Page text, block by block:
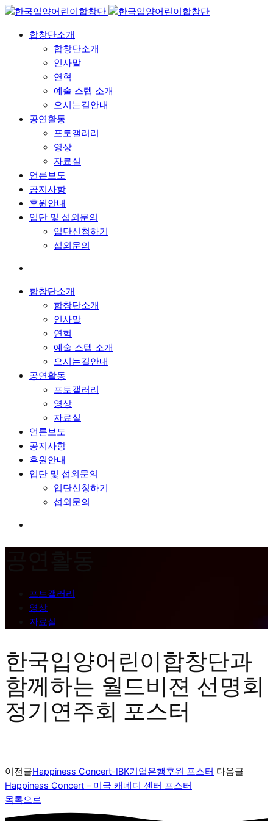
합창단소개
합창단소개
인사말
연혁
예술 스텝 소개
오시는길안내
공연활동
포토갤러리
영상
자료실
언론보도
공지사항
후원안내
입단 및 섭외문의
입단신청하기
섭외문의
합창단소개
합창단소개
인사말
연혁
예술 스텝 소개
오시는길안내
공연활동
포토갤러리
영상
자료실
언론보도
공지사항
후원안내
입단 및 섭외문의
입단신청하기
섭외문의
포토갤러리
영상
자료실
한국입양어린이합창단과
함께하는 월드비젼 선명회
정기연주회 포스터
이전글Happiness Concert-IBK기업은행후원 포스터 다음글
Happiness Concert – 미국 캐네디 센터 포스터
목록으로